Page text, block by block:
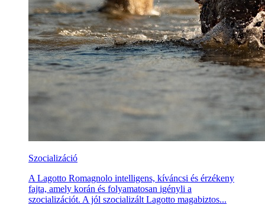
Szocializáció
A Lagotto Romagnolo intelligens, kíváncsi és érzékeny
fajta, amely korán és folyamatosan igényli a
szocializációt. A jól szocializált Lagotto magabiztos...